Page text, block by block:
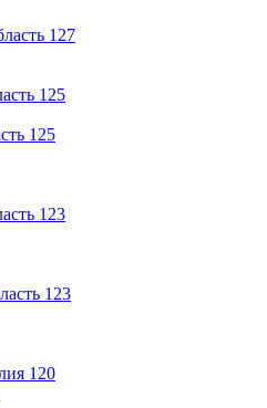
127
125
125
123
123
120